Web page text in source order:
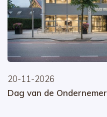
20-11-2026
Dag van de Ondernemer